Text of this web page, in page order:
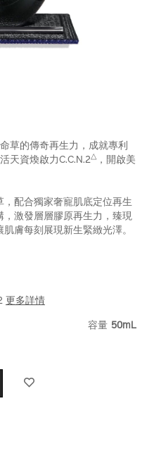
草的傳奇再生力，成就專利
天資煥啟力C.C.N.2△ ，開啟美
配合獨家奢寵肌底定位再生
激發層層膠原再生力，臻現
膚每刻展現新生緊緻光澤。
更多詳情
容量 50mL